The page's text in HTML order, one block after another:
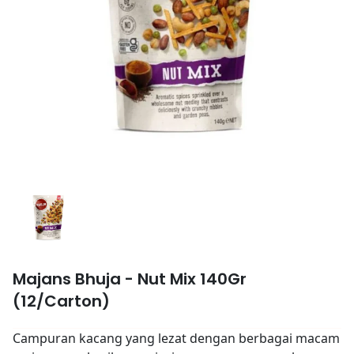
Majans Bhuja - Nut Mix 140Gr
(12/Carton)
Campuran kacang yang lezat dengan berbagai macam